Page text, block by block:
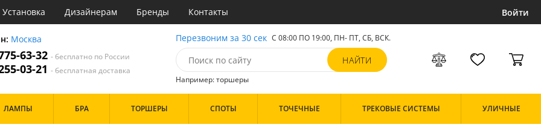
Установка Дизайнерам Бренды Контакты Войти
Москва
63-32- бесплатно по России
03-21- бесплатная доставка
Перезвоним за 30 сек С 08:00 ПО 19:00, ПН- ПТ, СБ, ВСК.
Например: торшеры
ЛАМПЫ БРА ТОРШЕРЫ СПОТЫ ТОЧЕЧНЫЕ ТРЕКОВЫЕ СИСТЕМЫ УЛИЧНЫЕ